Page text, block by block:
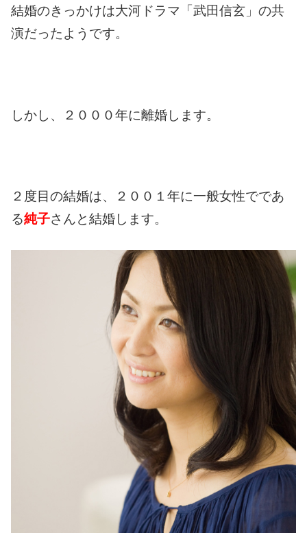
結婚のきっかけは大河ドラマ「武田信玄」の共
演だったようです。
しかし、２０００年に離婚します。
２度目の結婚は、２００１年に一般女性でであ
る純子さんと結婚します。